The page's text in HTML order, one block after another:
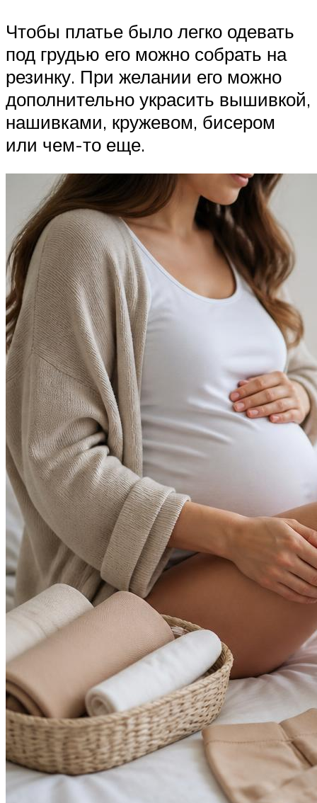
Чтобы платье было легко одевать
под грудью его можно собрать на
резинку. При желании его можно
дополнительно украсить вышивкой,
нашивками, кружевом, бисером
или чем-то еще.